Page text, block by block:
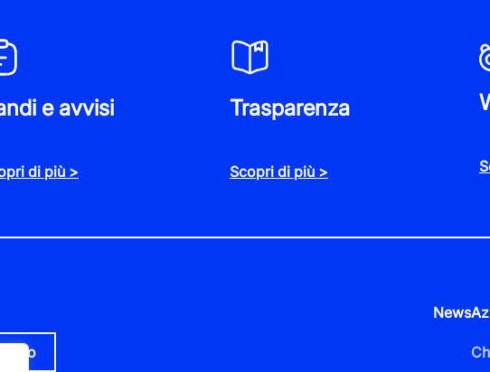
e avvisi
di più >
Trasparenza
Scopri di più >
News